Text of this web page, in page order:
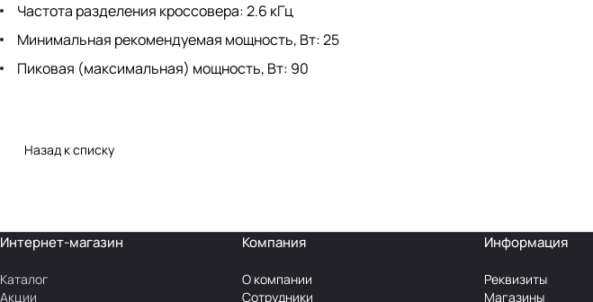
Частота разделения кроссовера: 2.6 кГц
Минимальная рекомендуемая мощность, Вт: 25
Пиковая (максимальная) мощность, Вт: 90
Назад к списку
Интернет-магазин
Каталог
Акции
Компания
О компании
Сотрудники
Информация
Реквизиты
Магазины